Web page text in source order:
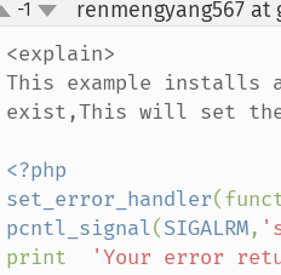
up
down
-1 renmengyang567 at
<explain>
This example installs
exist,This will set
<?php
set_error_handler
pcntl_signal(SIGALRM,
print
'Your error